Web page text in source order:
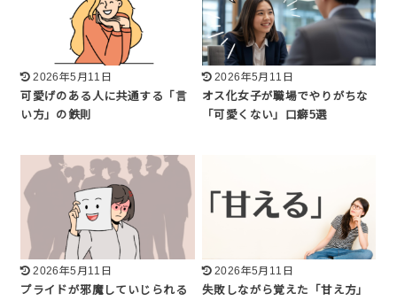
2026年5月11日
可愛げのある人に共通する「言
い方」の鉄則
2026年5月11日
オス化女子が職場でやりがちな
「可愛くない」口癖5選
2026年5月11日
プライドが邪魔していじられる
2026年5月11日
失敗しながら覚えた「甘え方」